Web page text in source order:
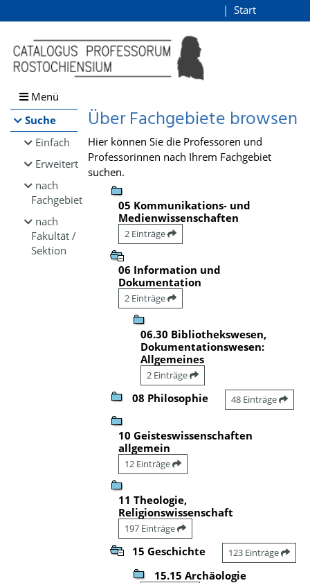
Browsen
direkt zum Inhalt
Start
Menü
Suche
Einfach
Erweitert
nach
Fachgebiet
nach
Fakultät /
Sektion
Über Fachgebiete browsen
Hier können Sie die Professoren und
Professorinnen nach Ihrem Fachgebiet
suchen.
05 Kommunikations- und
Medienwissenschaften
2 Einträge
06 Information und
Dokumentation
2 Einträge
06.30 Bibliothekswesen,
Dokumentationswesen:
Allgemeines
2 Einträge
08 Philosophie 48 Einträge
10 Geisteswissenschaften
allgemein
12 Einträge
11 Theologie,
Religionswissenschaft
197 Einträge
15 Geschichte 123 Einträge
15.15 Archäologie